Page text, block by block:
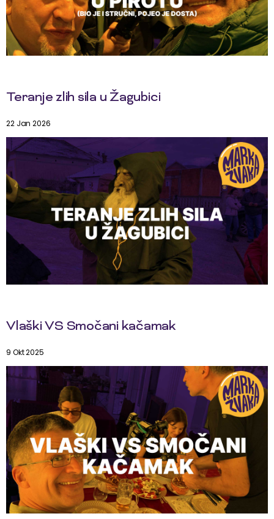
Teranje zlih sila u Žagubici
22 Jan 2026
Vlaški VS Smočani kačamak
9 Okt 2025